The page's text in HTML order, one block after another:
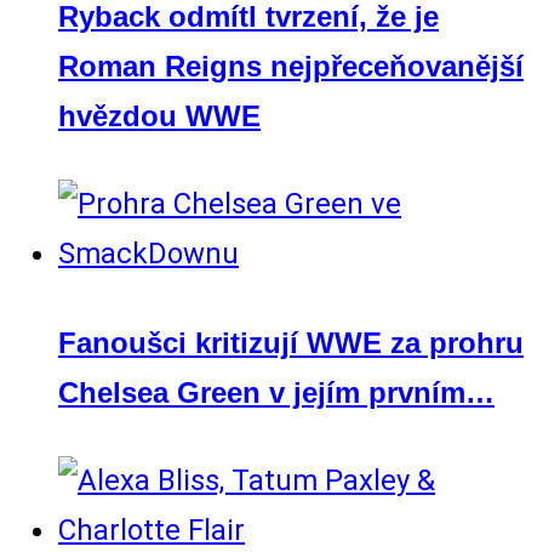
Ryback odmítl tvrzení, že je
Roman Reigns nejpřeceňovanější
hvězdou WWE
Fanoušci kritizují WWE za prohru
Chelsea Green v jejím prvním…